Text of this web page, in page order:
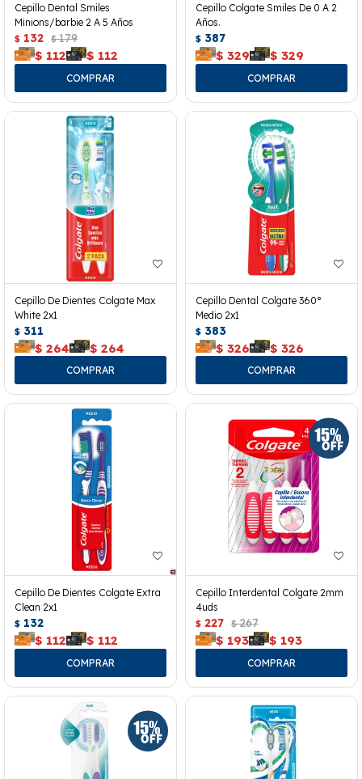
Cepillo Dental Smiles
Minions/barbie 2 A 5 Años
$ 132 $ 179
$ 112 $ 112
Cepillo Colgate Smiles De 0 A 2
Años.
$ 387
$ 329 $ 329
Cepillo De Dientes Colgate Max
White 2x1
$ 311
$ 264 $ 264
Cepillo Dental Colgate 360°
Medio 2x1
$ 383
$ 326 $ 326
Cepillo De Dientes Colgate Extra
Clean 2x1
$ 132
$ 112 $ 112
Cepillo Interdental Colgate 2mm
4uds
$ 227 $ 267
$ 193 $ 193